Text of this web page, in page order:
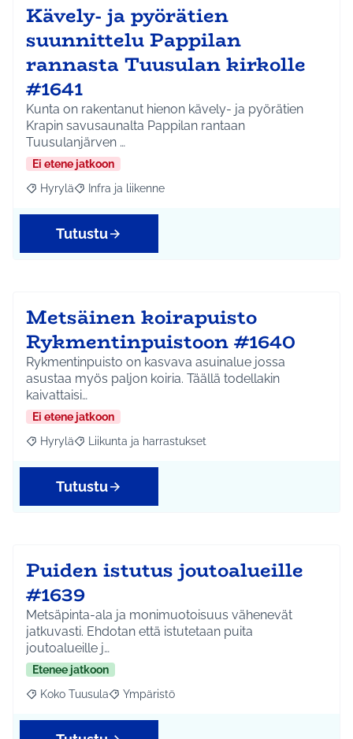
Kävely- ja pyörätien
suunnittelu Pappilan
rannasta Tuusulan kirkolle
#1641
Kunta on rakentanut hienon kävely- ja pyörätien
Krapin savusaunalta Pappilan rantaan
Tuusulanjärven …
Ei etene jatkoon
Rajaa tulokset aihepiirin mukaan: Hyrylä
Hyrylä Rajaa tulokset teeman mukaan: Infra ja liikenne
Infra ja liikenne
Tutustu
Metsäinen koirapuisto
Rykmentinpuistoon #1640
Rykmentinpuisto on kasvava asuinalue jossa
asustaa myös paljon koiria. Täällä todellakin
kaivattaisi…
Ei etene jatkoon
Rajaa tulokset aihepiirin mukaan: Hyrylä
Hyrylä Rajaa tulokset teeman mukaan: Liikunta ja
Liikunta ja harrastukset
Tutustu
Puiden istutus joutoalueille
#1639
Metsäpinta-ala ja monimuotoisuus vähenevät
jatkuvasti. Ehdotan että istutetaan puita
joutoalueille j…
Etenee jatkoon
Rajaa tulokset aihepiirin mukaan: Koko Tuusula
Koko Tuusula Rajaa tulokset teeman mukaan: Ympäristö
Ympäristö